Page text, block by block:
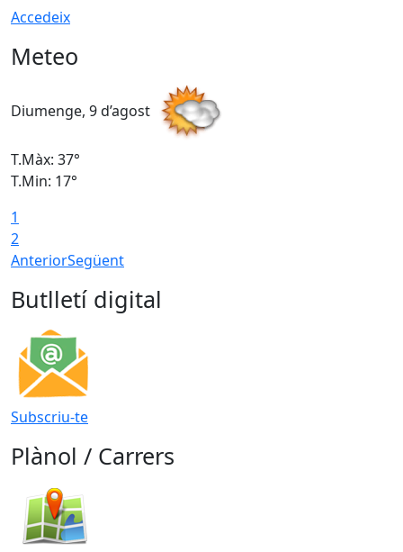
Accedeix
Meteo
Diumenge, 9 d’agost
T.Màx: 37°
T.Min: 17°
1
2
AnteriorSegüent
Butlletí digital
Subscriu-te
Plànol / Carrers